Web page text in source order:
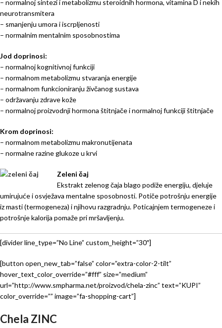
– normalnoj sintezi i metabolizmu steroidnih hormona, vitamina D i nekih
neurotransmitera
– smanjenju umora i iscrpljenosti
– normalnim mentalnim sposobnostima
Jod doprinosi:
– normalnoj kognitivnoj funkciji
– normalnom metabolizmu stvaranja energije
– normalnom funkcioniranju živčanog sustava
– održavanju zdrave kože
– normalnoj proizvodnji hormona štitnjače i normalnoj funkciji štitnjače
Krom doprinosi:
– normalnom metabolizmu makronutijenata
– normalne razine glukoze u krvi
Zeleni čaj
Ekstrakt zelenog čaja blago podiže energiju, djeluje
umirujuće i osvježava mentalne sposobnosti. Potiče potrošnju energije
iz masti (termogeneza) i njihovu razgradnju. Poticajnjem termogeneze i
potrošnje kalorija pomaže pri mršavljenju.
[divider line_type=”No Line” custom_height=”30″]
[button open_new_tab=”false” color=”extra-color-2-tilt”
hover_text_color_override=”#fff” size=”medium”
url=”http://www.smpharma.net/proizvod/chela-zinc” text=”KUPI”
color_override=”” image=”fa-shopping-cart”]
Chela ZINC